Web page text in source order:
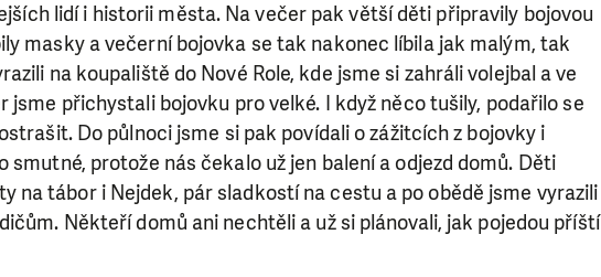
lidí i historii města. Na večer pak větší děti připravily bojovou
masky a večerní bojovka se tak nakonec líbila jak malým, tak
na koupaliště do Nové Role, kde jsme si zahráli volejbal a ve
jsme přichystali bojovku pro velké. I když něco tušily, podařilo se
Do půlnoci jsme si pak povídali o zážitcích z bojovky i
smutné, protože nás čekalo už jen balení a odjezd domů. Děti
na tábor i Nejdek, pár sladkostí na cestu a po obědě jsme vyrazili
Někteří domů ani nechtěli a už si plánovali, jak pojedou příští